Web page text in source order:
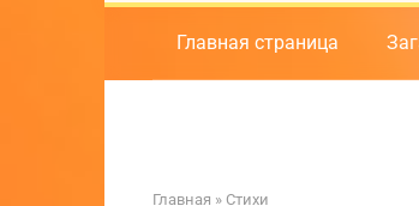
Главная страница
Главная » Стихи